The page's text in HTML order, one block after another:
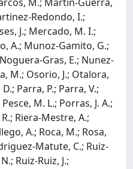
Redondo, I.;
J.; Mercado, M. I.;
A.; Munoz-Gamito, G.;
Gras, E.; Nunez-
M.; Osorio, J.; Otalora,
Parra, P.; Parra, V.;
M. L.; Porras, J. A.;
Riera-Mestre, A.;
A.; Roca, M.; Rosa,
Matute, C.; Ruiz-
Ruiz-Ruiz, J.;